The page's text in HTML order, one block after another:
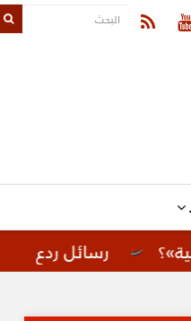
رسائل ردع لإيران..